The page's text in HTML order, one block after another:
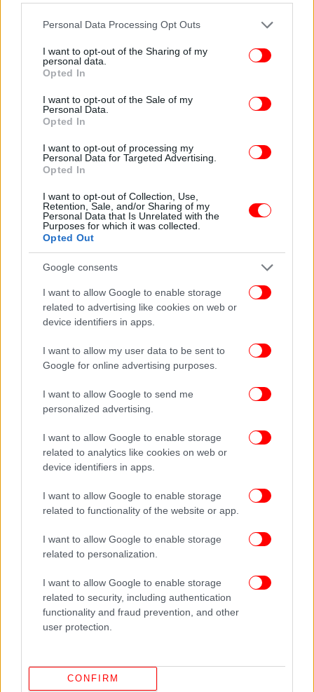
Please note that this website/app uses one or more Google
not limited to your visit or usage behaviour. You may click to
grant or deny consent to Google and its third-party tags to
use your data for below specified purposes in below Google
consent section.
Personal Data Processing Opt Outs
I want to opt-out of the Sharing of my
personal data.
Opted In
I want to opt-out of the Sale of my
Personal Data.
Opted In
I want to opt-out of processing my
Personal Data for Targeted Advertising.
Opted In
I want to opt-out of Collection, Use,
Retention, Sale, and/or Sharing of my
Personal Data that Is Unrelated with the
Purposes for which it was collected.
Opted Out
Google consents
I want to allow Google to enable storage
related to advertising like cookies on web or
device identifiers in apps.
I want to allow my user data to be sent to
Google for online advertising purposes.
I want to allow Google to send me
personalized advertising.
I want to allow Google to enable storage
related to analytics like cookies on web or
device identifiers in apps.
I want to allow Google to enable storage
related to functionality of the website or app.
I want to allow Google to enable storage
related to personalization.
I want to allow Google to enable storage
related to security, including authentication
functionality and fraud prevention, and other
user protection.
CONFIRM
προκάλεσαν την πτώση των παιδιών σε
παράπλευρο θάμνο, αλλά βρισκόμαστε σε
επικοινωνία μαζί τους για να μάθουμε όλες τις
λεπτομέρειες του συμβάντος.
Με δεδομένο ότι στις χιλιάδες ώρες λειτουργίας
του συγκεκριμένου παιχνιδιού, παρόμοιο
περιστατικό δεν έχει ξανασυμβεί, είναι πραγματικά
άξιο απορίας πως – αν και το βαγόνι ήταν στη θέση
του- τα παιδιά βρέθηκαν εκτός βαγονιού.
Απόλυτη προτεραιότητα της διοίκησης του πάρκου
είναι η ασφάλεια των επισκεπτών του. Για το λόγο
αυτό όλα τα παιχνίδια του Allou! Fun Park
συντηρούνται τακτικά, φέρουν πρόσφατες
πιστοποιήσεις από την TUV Hellas για την ασφαλή
λειτουργία τους, ενώ έλεγχοι ομαλής κι εύρυθμης
τεχνικό προσωπικό, πριν την έναρξη του πάρκου
και την είσοδο των επισκεπτών.